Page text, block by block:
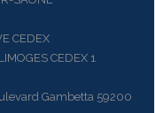
CEDEX
CEDEX 1
Gambetta 59200